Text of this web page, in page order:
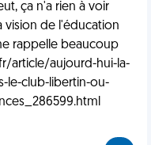
ça n'a rien à voir
vision de l'éducation
rappelle beaucoup
article/aujourd-hui-la-
le-club-libertin-ou-